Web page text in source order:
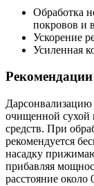
Обработка
покровов и
Ускорение
Усиленная
Дарсонвализацию
очищенной сухой
средств. При
рекомендуется
насадку
прибавляя
расстояние